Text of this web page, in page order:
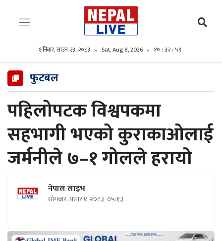
शनिबार, साउन २३, २०८३ Sat, Aug 8, 2026 १० : ३३ : ००
फुटबल
पहिलोपटक विश्वपकमा
सहभागी भएको कुराकाओलाई
जर्मनीले ७–१ गोलले हरायो
नेपाल लाइभ
सोमबार, असार १, २०८३ ०५:१३